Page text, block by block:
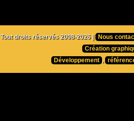
Tout droits réservés 2008-2026 |
Nous
Création
Développement ,